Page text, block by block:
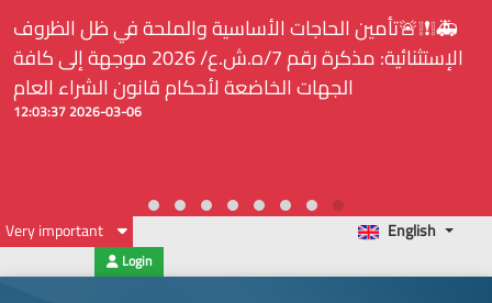
🚑❕❗❕🚨تأمين الحاجات الأساسية والملحة في ظل الظروف
الإستثنائية: مذكرة رقم 7/ه.ش.ع/ 2026 موجهة إلى كافة
الجهات الخاضعة لأحكام قانون الشراء العام
2026-03-06 12:03:37
Very important English
Login